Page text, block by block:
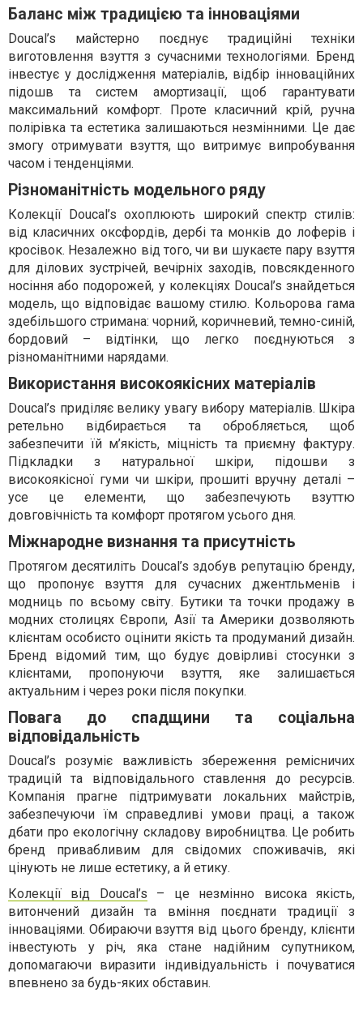
Баланс між традицією та інноваціями
Doucal’s майстерно поєднує традиційні техніки
виготовлення взуття з сучасними технологіями. Бренд
інвестує у дослідження матеріалів, відбір інноваційних
підошв та систем амортизації, щоб гарантувати
максимальний комфорт. Проте класичний крій, ручна
полірівка та естетика залишаються незмінними. Це дає
змогу отримувати взуття, що витримує випробування
часом і тенденціями.
Різноманітність модельного ряду
Колекції Doucal’s охоплюють широкий спектр стилів:
від класичних оксфордів, дербі та монків до лоферів і
кросівок. Незалежно від того, чи ви шукаєте пару взуття
для ділових зустрічей, вечірніх заходів, повсякденного
носіння або подорожей, у колекціях Doucal’s знайдеться
модель, що відповідає вашому стилю. Кольорова гама
здебільшого стримана: чорний, коричневий, темно-синій,
бордовий – відтінки, що легко поєднуються з
різноманітними нарядами.
Використання високоякісних матеріалів
Doucal’s приділяє велику увагу вибору матеріалів. Шкіра
ретельно відбирається та обробляється, щоб
забезпечити їй м’якість, міцність та приємну фактуру.
Підкладки з натуральної шкіри, підошви з
високоякісної гуми чи шкіри, прошиті вручну деталі –
усе це елементи, що забезпечують взуттю
довговічність та комфорт протягом усього дня.
Міжнародне визнання та присутність
Протягом десятиліть Doucal’s здобув репутацію бренду,
що пропонує взуття для сучасних джентльменів і
модниць по всьому світу. Бутики та точки продажу в
модних столицях Європи, Азії та Америки дозволяють
клієнтам особисто оцінити якість та продуманий дизайн.
Бренд відомий тим, що будує довірливі стосунки з
клієнтами, пропонуючи взуття, яке залишається
актуальним і через роки після покупки.
Повага до спадщини та соціальна
відповідальність
Doucal’s розуміє важливість збереження ремісничих
традицій та відповідального ставлення до ресурсів.
Компанія прагне підтримувати локальних майстрів,
забезпечуючи їм справедливі умови праці, а також
дбати про екологічну складову виробництва. Це робить
бренд привабливим для свідомих споживачів, які
цінують не лише естетику, а й етику.
Колекції від Doucal’s – це незмінно висока якість,
витончений дизайн та вміння поєднати традиції з
інноваціями. Обираючи взуття від цього бренду, клієнти
інвестують у річ, яка стане надійним супутником,
допомагаючи виразити індивідуальність і почуватися
впевнено за будь-яких обставин.